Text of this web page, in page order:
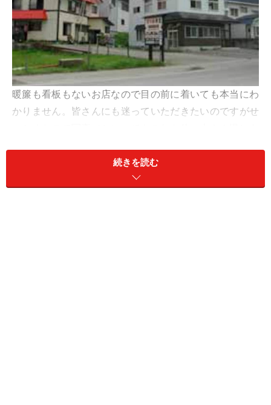
暖簾も看板もないお店なので目の前に着いても本当にわ
かりません。皆さんにも迷っていただきたいのですがせ
行く人は到底、たどり着かないでしょう。住所表示もな
ければ、暖簾も看板もない普通の家なんですから
続きを読む